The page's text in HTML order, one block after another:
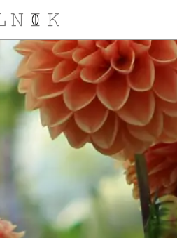
NAROČILO
VAŠA KOŠARICA JE